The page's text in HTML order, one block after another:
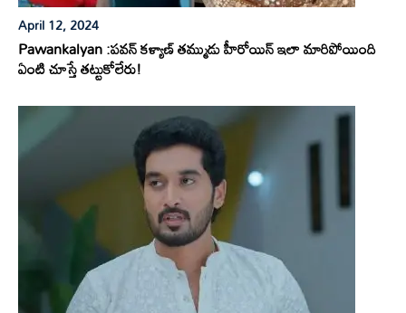
April 12, 2024
Pawankalyan :పవన్ కళ్యాణ్ తమ్ముడు హీరోయిన్ ఇలా మారిపోయింది
ఏంటి చూస్తే తట్టుకోలేరు!